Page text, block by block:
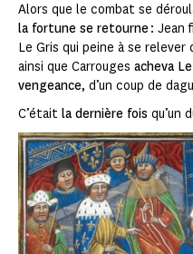
Alors que le combat se
la fortune se retourne : Jean
Le Gris qui peine à se relever
ainsi que Carrouges acheva
vengeance, d’un coup de
C’était la dernière fois qu’un